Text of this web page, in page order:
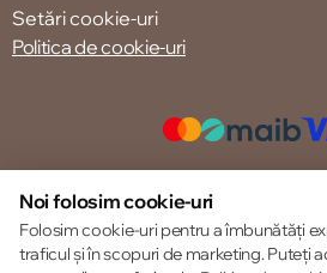
Setări cookie-uri
Politica de cookie-uri
© 2013 – 2026
Noi folosim cookie-uri
Folosim cookie-uri pentru a îmbunătăți
traficul și în scopuri de marketing. Puteți